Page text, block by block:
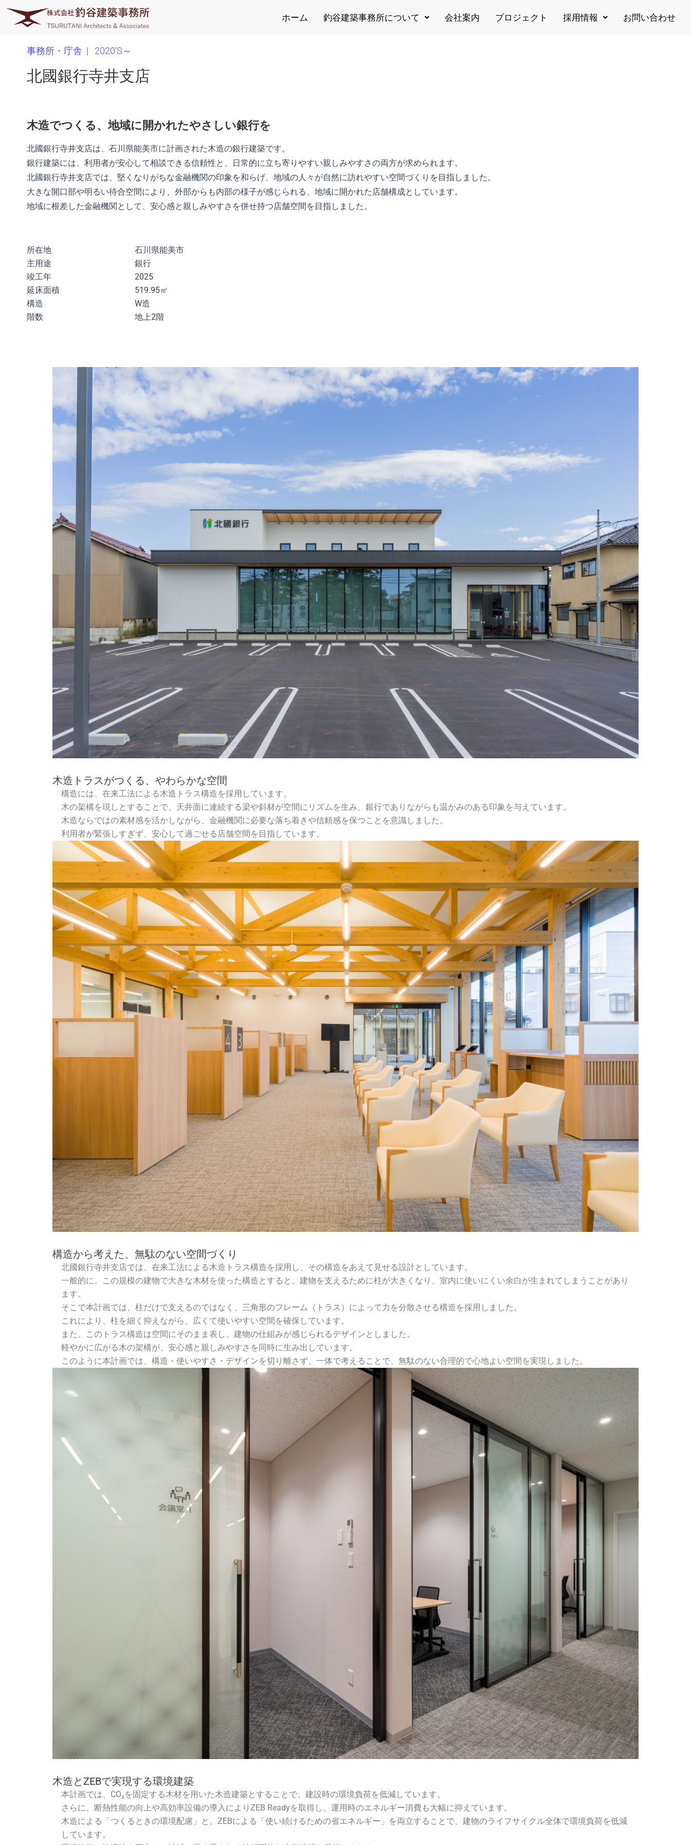
内
ホーム 釣谷建築事務所について 会社案内 プロジェクト 採用情報 お問い合わせ
事務所・庁舎 | 2020'S～
北國銀行寺井支店
木造でつくる、地域に開かれたやさしい銀行を
北國銀行寺井支店は、石川県能美市に計画された木造の銀行建築です。
銀行建築には、利用者が安心して相談できる信頼性と、日常的に立ち寄りやすい親しみやすさの両方が求められます。
北國銀行寺井支店では、堅くなりがちな金融機関の印象を和らげ、地域の人々が自然に訪れやすい空間づくりを目指しました。
大きな開口部や明るい待合空間により、外部からも内部の様子が感じられる、地域に開かれた店舗構成としています。
地域に根差した金融機関として、安心感と親しみやすさを併せ持つ店舗空間を目指しました。
所在地
石川県能美市
主用途
銀行
竣工年
2025
延床面積
519.95㎡
構造
W造
階数
地上2階
木造トラスがつくる、やわらかな空間
構造には、在来工法による木造トラス構造を採用しています。
木の架構を現しとすることで、天井面に連続する梁や斜材が空間にリズムを生み、銀行でありながらも温かみのある印象を与えています。
木造ならではの素材感を活かしながら、金融機関に必要な落ち着きや信頼感を保つことを意識しました。
利用者が緊張しすぎず、安心して過ごせる店舗空間を目指しています。
構造から考えた、無駄のない空間づくり
北國銀行寺井支店では、在来工法による木造トラス構造を採用し、その構造をあえて見せる設計としています。
一般的に、この規模の建物で大きな木材を使った構造とすると、建物を支えるために柱が大きくなり、室内に使いにくい余白が生まれてしまうことがあり
ます。
そこで本計画では、柱だけで支えるのではなく、三角形のフレーム（トラス）によって力を分散させる構造を採用しました。
これにより、柱を細く抑えながら、広くて使いやすい空間を確保しています。
また、このトラス構造は空間にそのまま表し、建物の仕組みが感じられるデザインとしました。
軽やかに広がる木の架構が、安心感と親しみやすさを同時に生み出しています。
このように本計画では、構造・使いやすさ・デザインを切り離さず、一体で考えることで、無駄のない合理的で心地よい空間を実現しました。
木造とZEBで実現する環境建築
本計画では、CO₂を固定する木材を用いた木造建築とすることで、建設時の環境負荷を低減しています。
さらに、断熱性能の向上や高効率設備の導入によりZEB Readyを取得し、運用時のエネルギー消費も大幅に抑えています。
木造による「つくるときの環境配慮」と、ZEBによる「使い続けるための省エネルギー」を両立することで、建物のライフサイクル全体で環境負荷を低減
しています。